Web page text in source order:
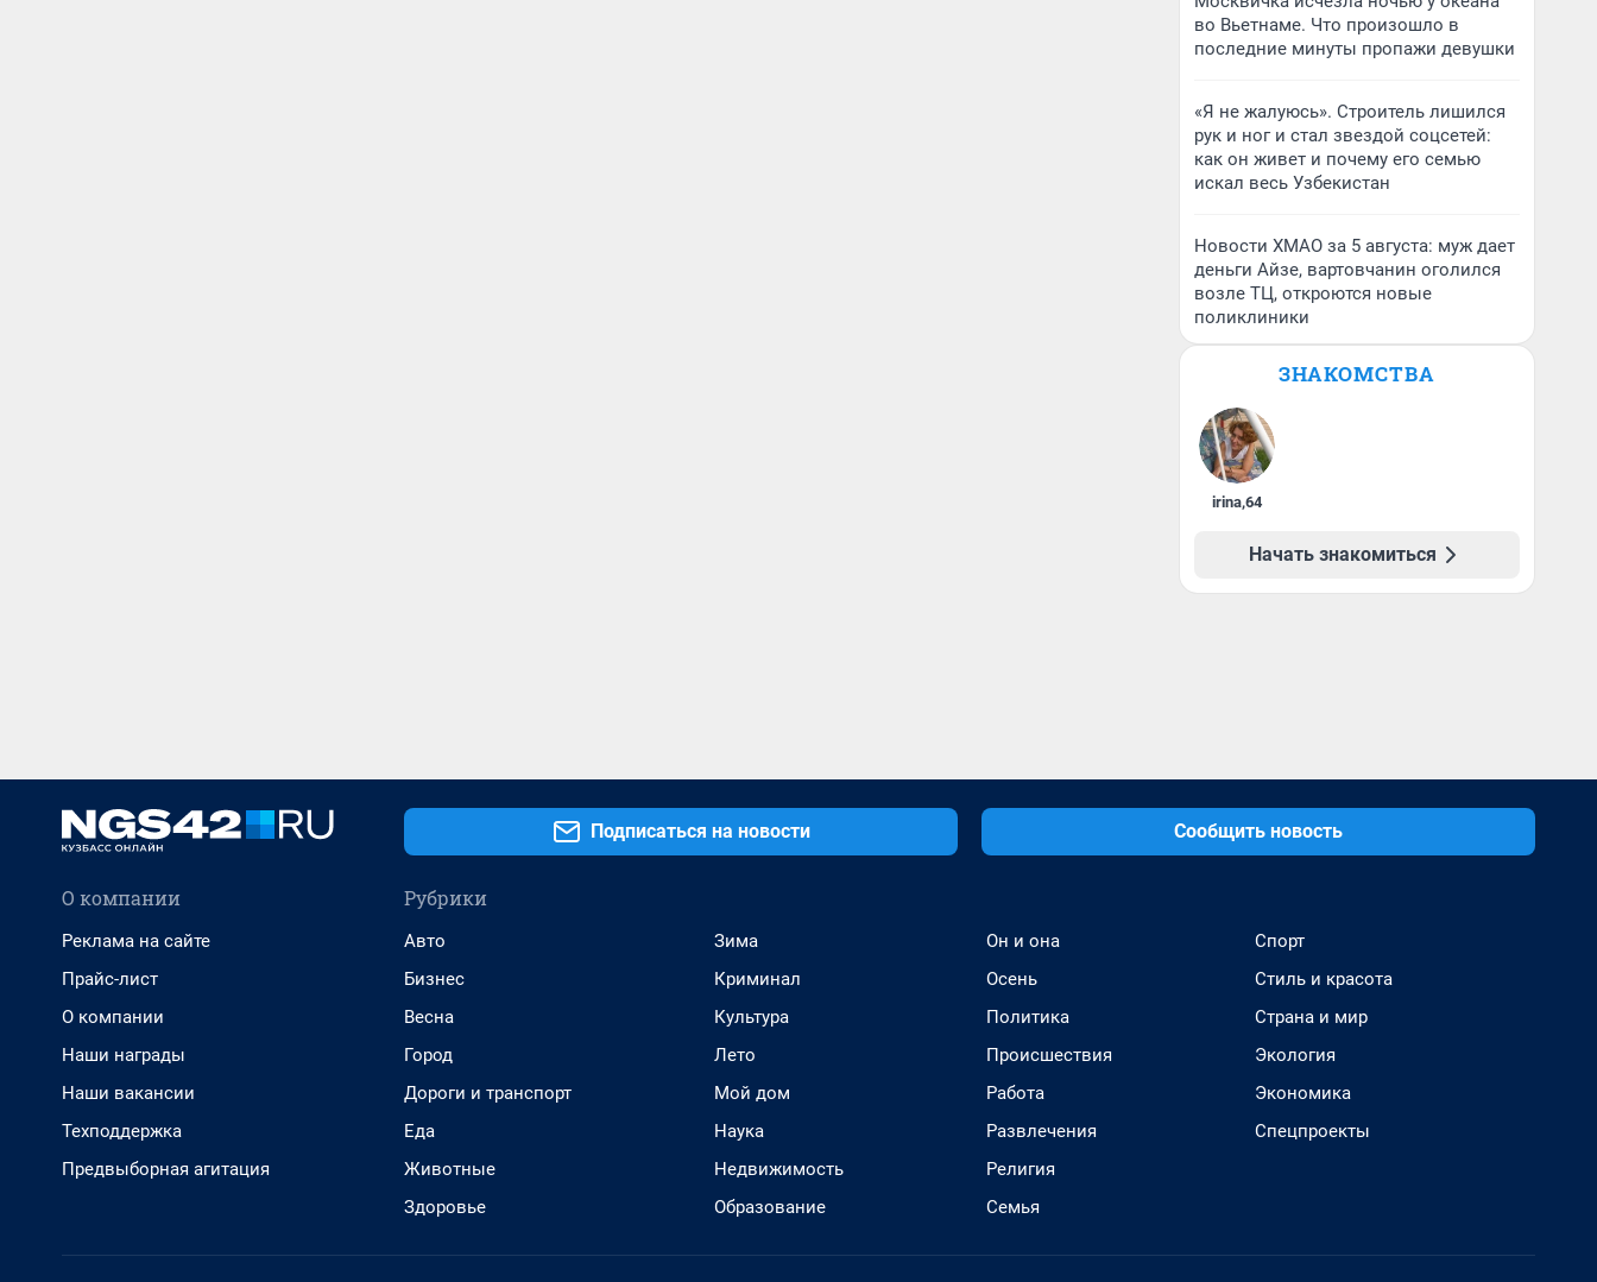
во Вьетнаме. Что произошло в
последние минуты пропажи девушки
«Я не жалуюсь». Строитель лишился
рук и ног и стал звездой соцсетей:
как он живет и почему его семью
искал весь Узбекистан
Новости ХМАО за 5 августа: муж дает
деньги Айзе, вартовчанин оголился
возле ТЦ, откроются новые
поликлиники
ЗНАКОМСТВА
irina,64
Начать знакомиться
Подписаться на новости Сообщить новость
О компании
Реклама на сайте
Прайс-лист
О компании
Наши награды
Наши вакансии
Техподдержка
Предвыборная агитация
Рубрики
Авто
Бизнес
Весна
Город
Дороги и транспорт
Еда
Животные
Здоровье
Зима
Криминал
Культура
Лето
Мой дом
Наука
Недвижимость
Образование
Он и она
Осень
Политика
Происшествия
Работа
Развлечения
Религия
Семья
Спорт
Стиль и красота
Страна и мир
Экология
Экономика
Спецпроекты